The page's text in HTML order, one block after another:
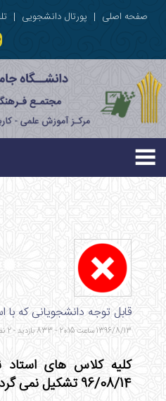
صفحه اصلی | پورتال دانشجویی |
قابل توجه دانشجویانی که با
1396/8/13 ساعت 20:15 - 833 بازدید - 2 نظر
کلیه کلاس های استاد
96/08/14 تشکیل نمی گردد.